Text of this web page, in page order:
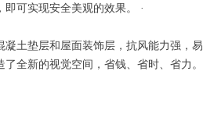
可实现安全美观的效果。 ·
土垫层和屋面装饰层，抗风能力强，
全新的视觉空间，省钱、省时、省力